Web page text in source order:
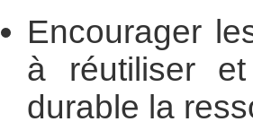
Encourager
à réutiliser
durable la